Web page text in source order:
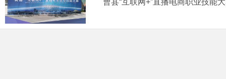
曹县“互联网+”直播电商职业技能